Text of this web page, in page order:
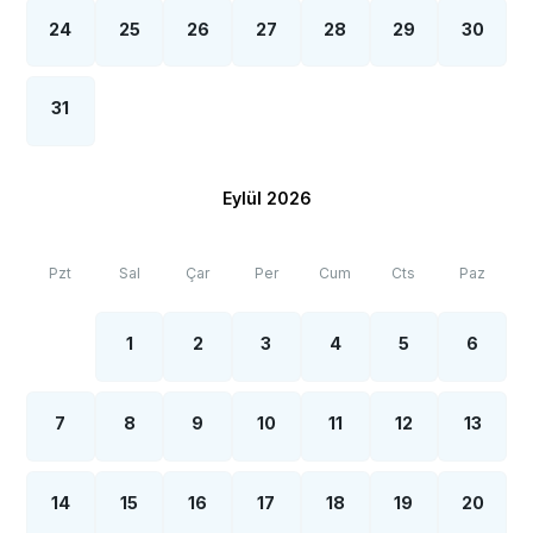
24 25 26 27 28 29 30
31
Eylül 2026
Pzt Sal Çar Per Cum Cts Paz
1 2 3 4 5 6
7 8 9 10 11 12 13
14 15 16 17 18 19 20